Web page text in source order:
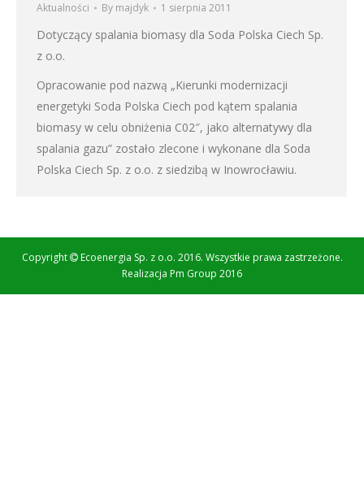
Aktualności By majdyk 1 sierpnia 2011
Dotyczący spalania biomasy dla Soda Polska Ciech Sp.
z o.o.
Opracowanie pod nazwą „Kierunki modernizacji
energetyki Soda Polska Ciech pod kątem spalania
biomasy w celu obniżenia C02″, jako alternatywy dla
spalania gazu” zostało zlecone i wykonane dla Soda
Polska Ciech Sp. z o.o. z siedzibą w Inowrocławiu.
Copyright
Ecoenergia Sp. z o.o. 2016. Wszystkie prawa zastrzeżone.
Realizacja Pm Group 2016